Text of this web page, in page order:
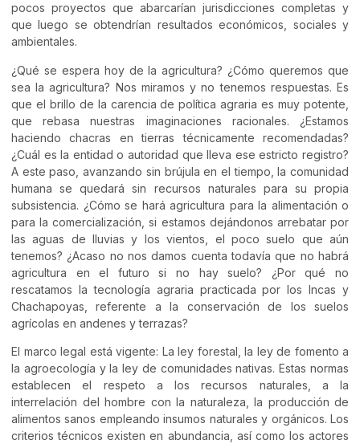
pocos proyectos que abarcarían jurisdicciones completas y
que luego se obtendrían resultados económicos, sociales y
ambientales.
¿Qué se espera hoy de la agricultura? ¿Cómo queremos que
sea la agricultura? Nos miramos y no tenemos respuestas. Es
que el brillo de la carencia de política agraria es muy potente,
que rebasa nuestras imaginaciones racionales. ¿Estamos
haciendo chacras en tierras técnicamente recomendadas?
¿Cuál es la entidad o autoridad que lleva ese estricto registro?
A este paso, avanzando sin brújula en el tiempo, la comunidad
humana se quedará sin recursos naturales para su propia
subsistencia. ¿Cómo se hará agricultura para la alimentación o
para la comercialización, si estamos dejándonos arrebatar por
las aguas de lluvias y los vientos, el poco suelo que aún
tenemos? ¿Acaso no nos damos cuenta todavía que no habrá
agricultura en el futuro si no hay suelo? ¿Por qué no
rescatamos la tecnología agraria practicada por los Incas y
Chachapoyas, referente a la conservación de los suelos
agrícolas en andenes y terrazas?
El marco legal está vigente: La ley forestal, la ley de fomento a
la agroecología y la ley de comunidades nativas. Estas normas
establecen el respeto a los recursos naturales, a la
interrelación del hombre con la naturaleza, la producción de
alimentos sanos empleando insumos naturales y orgánicos. Los
criterios técnicos existen en abundancia, así como los actores